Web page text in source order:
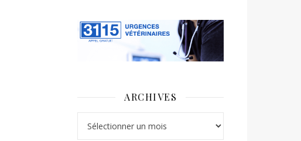
ARCHIVES